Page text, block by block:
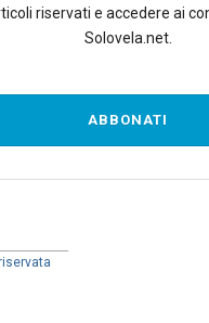
riservati e accedere ai
Solovela.net.
ABBONATI